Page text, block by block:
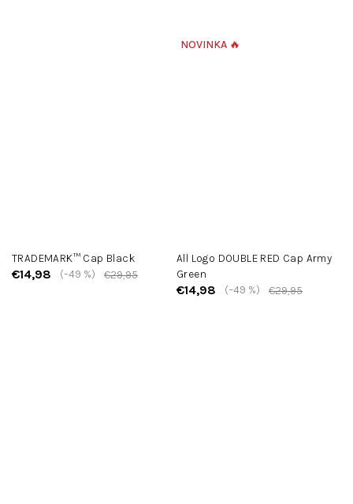
TRADEMARK™ Cap Black
€14,98 €29,95
(–49 %)
NOVINKA 🔥
All Logo DOUBLE RED Cap Army
Green
€14,98 €29,95
(–49 %)